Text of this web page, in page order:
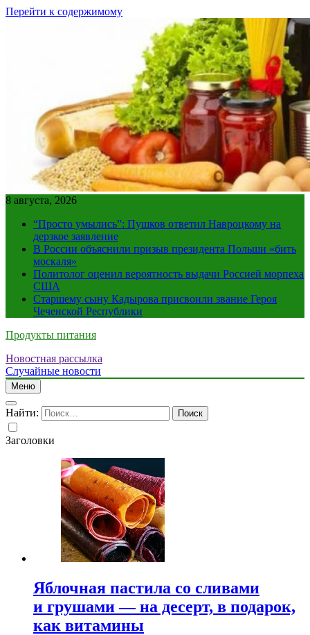
Перейти к содержимому
8 августа, 2026
“Просто умылись”: Пушков ответил Навроцкому на
дерзкое заявление
В России объяснили призыв президента Польши «бить
москаля»
Политолог оценил вероятность выдачи Россией морпеха
США
Старшему сыну Кадырова присвоили звание Героя
Чеченской Республики
Продукты питания
Новостная рассылка
Случайные новости
Меню
Найти:
Заголовки
Яблочная пастила со сливами
и грушами — на десерт, в подарок,
как витамины